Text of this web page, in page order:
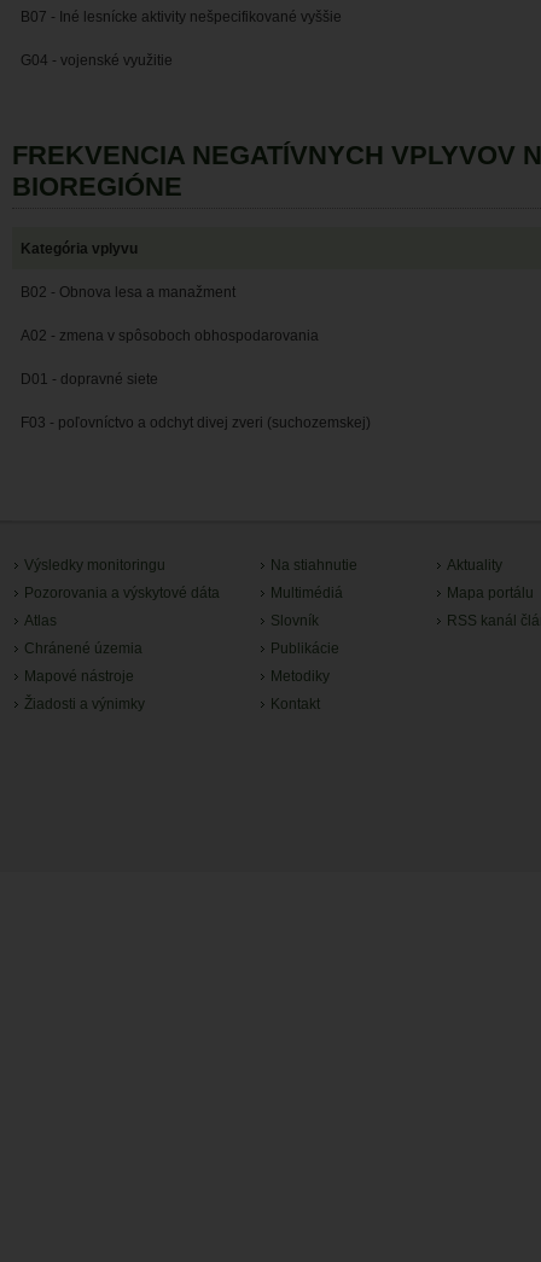
B07 - Iné lesnícke aktivity nešpecifikované vyššie
G04 - vojenské využitie
FREKVENCIA NEGATÍVNYCH VPLYVOV
BIOREGIÓNE
Kategória vplyvu
B02 - Obnova lesa a manažment
A02 - zmena v spôsoboch obhospodarovania
D01 - dopravné siete
F03 - poľovníctvo a odchyt divej zveri (suchozemskej)
Výsledky monitoringu
Pozorovania a výskytové dáta
Atlas
Chránené územia
Mapové nástroje
Žiadosti a výnimky
Na stiahnutie
Multimédiá
Slovník
Publikácie
Metodiky
Kontakt
Aktuality
Mapa portálu
RSS kanál